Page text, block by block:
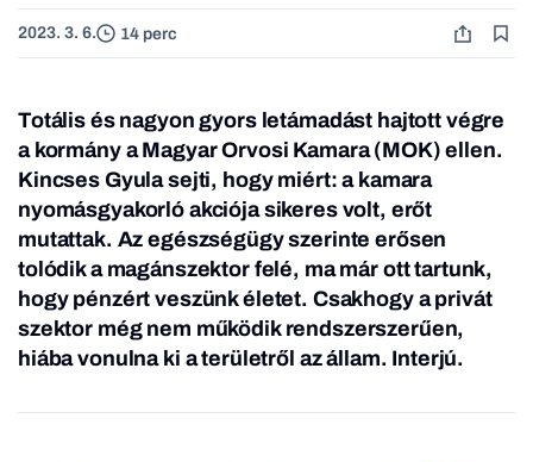
2023. 3. 6. 14 perc
Totális és nagyon gyors letámadást hajtott végre
a kormány a Magyar Orvosi Kamara (MOK) ellen.
Kincses Gyula sejti, hogy miért: a kamara
nyomásgyakorló akciója sikeres volt, erőt
mutattak. Az egészségügy szerinte erősen
tolódik a magánszektor felé, ma már ott tartunk,
hogy pénzért veszünk életet. Csakhogy a privát
szektor még nem működik rendszerszerűen,
hiába vonulna ki a területről az állam. Interjú.